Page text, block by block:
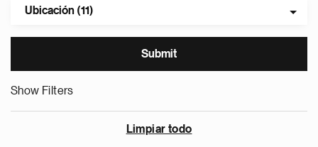
Ubicación (11)
Show Filters
Limpiar todo